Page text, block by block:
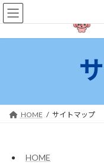
コ
ン
ン
ナ
ビ
ー
サ
HOME サイトマップ
HOME